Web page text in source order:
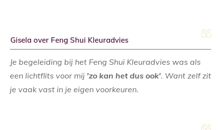
Gisela over Feng Shui Kleuradvies
Je begeleiding bij het Feng Shui Kleuradvies was als
een lichtflits voor mij 'zo kan het dus ook'. Want zelf zit
je vaak vast in je eigen voorkeuren.